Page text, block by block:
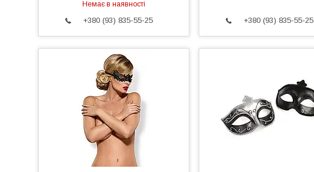
Немає в наявності
+380 (93) 835-55-25 +380 (93) 835-55-25